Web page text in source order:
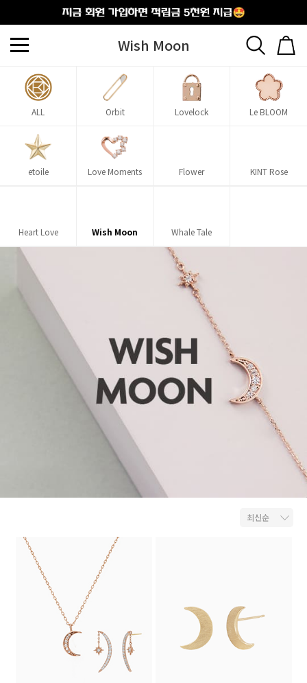
출석체크
Wish Moon
ALL Orbit Lovelock Le BLOOM
etoile Love Moments Flower KINT Rose
Heart Love Wish Moon Whale Tale